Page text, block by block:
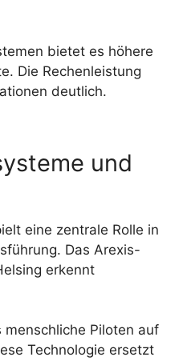
bietet es höhere
Die Rechenleistung
deutlich.
und
eine zentrale Rolle in
Das Arexis-
erkennt
menschliche Piloten auf
Technologie ersetzt